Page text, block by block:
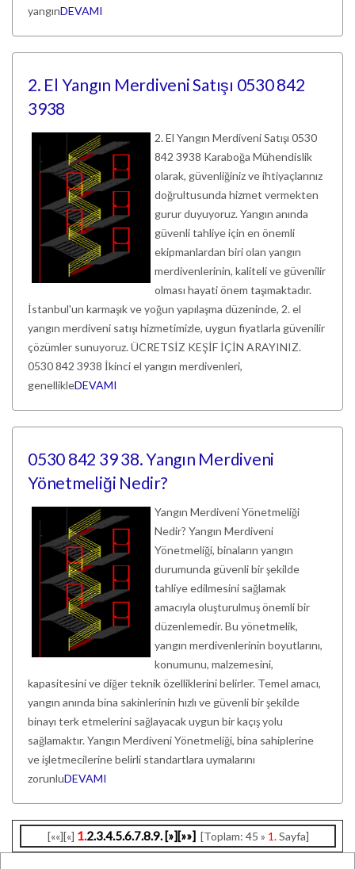
yangınDEVAMI
2. El Yangın Merdiveni Satışı 0530 842
3938
2. El Yangın Merdiveni Satışı 0530
842 3938 Karaboğa Mühendislik
olarak, güvenliğiniz ve ihtiyaçlarınız
doğrultusunda hizmet vermekten
gurur duyuyoruz. Yangın anında
güvenli tahliye için en önemli
ekipmanlardan biri olan yangın
merdivenlerinin, kaliteli ve güvenilir
olması hayati önem taşımaktadır.
İstanbul'un karmaşık ve yoğun yapılaşma düzeninde, 2. el
yangın merdiveni satışı hizmetimizle, uygun fiyatlarla güvenilir
çözümler sunuyoruz. ÜCRETSİZ KEŞİF İÇİN ARAYINIZ.
0530 842 3938 İkinci el yangın merdivenleri,
genellikleDEVAMI
0530 842 39 38. Yangın Merdiveni
Yönetmeliği Nedir?
Yangın Merdiveni Yönetmeliği
Nedir? Yangın Merdiveni
Yönetmeliği, binaların yangın
durumunda güvenli bir şekilde
tahliye edilmesini sağlamak
amacıyla oluşturulmuş önemli bir
düzenlemedir. Bu yönetmelik,
yangın merdivenlerinin boyutlarını,
konumunu, malzemesini,
kapasitesini ve diğer teknik özelliklerini belirler. Temel amacı,
yangın anında bina sakinlerinin hızlı ve güvenli bir şekilde
binayı terk etmelerini sağlayacak uygun bir kaçış yolu
sağlamaktır. Yangın Merdiveni Yönetmeliği, bina sahiplerine
ve işletmecilerine belirli standartlara uymalarını
zorunluDEVAMI
[««][«] 1.2.3.4.5.6.7.8.9.[»][»»] [Toplam: 45 » 1.Sayfa]